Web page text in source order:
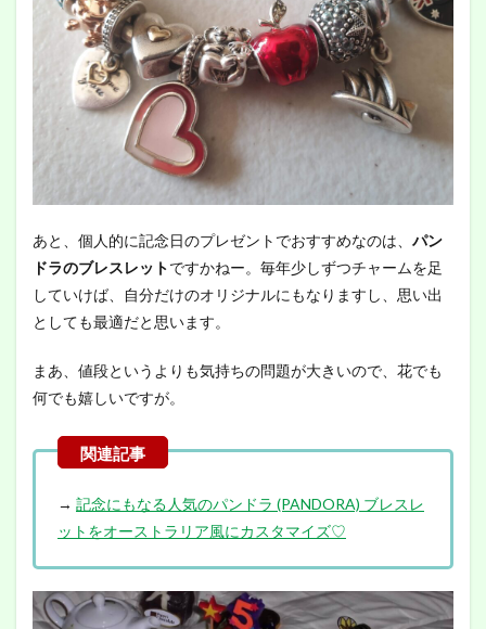
あと、個人的に記念日のプレゼントでおすすめなのは、 パン
ドラのブレスレットですかねー。毎年少しずつチャームを足
していけば、自分だけのオリジナルにもなりますし、思い出
としても最適だと思います。
まあ、値段というよりも気持ちの問題が大きいので、花でも
何でも嬉しいですが。
→ 記念にもなる人気のパンドラ (PANDORA) ブレスレ
ットをオーストラリア風にカスタマイズ♡